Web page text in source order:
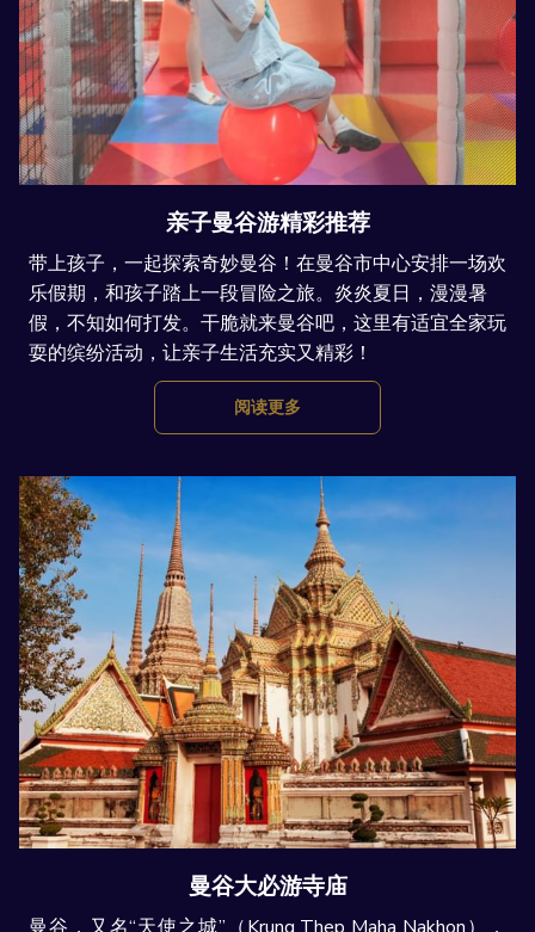
亲子曼谷游精彩推荐
带上孩子，一起探索奇妙曼谷！在曼谷市中心安排一场欢
乐假期，和孩子踏上一段冒险之旅。炎炎夏日，漫漫暑
假，不知如何打发。干脆就来曼谷吧，这里有适宜全家玩
耍的缤纷活动，让亲子生活充实又精彩！
阅读更多
曼谷大必游寺庙